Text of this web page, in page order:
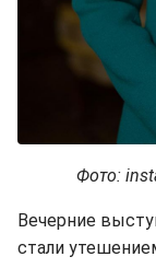
Фото:
Вечерние
стали